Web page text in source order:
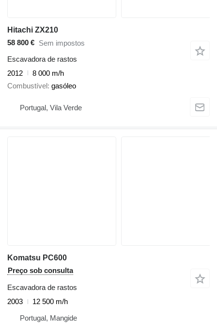
Hitachi ZX210
58 800 € Sem impostos
Escavadora de rastos
2012
8 000 m/h
Combustível gasóleo
Portugal, Vila Verde
Komatsu PC600
Preço sob consulta
Escavadora de rastos
2003
12 500 m/h
Portugal, Mangide